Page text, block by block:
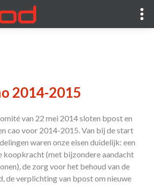
2014-2015
van 22 mei 2014 sloten bpost en
cao voor 2014-2015. Van bij de start
waren onze eisen duidelijk: een
koopkracht (met bijzondere aandacht
de zorg voor het behoud van de
de verplichting van bpost om nieuwe